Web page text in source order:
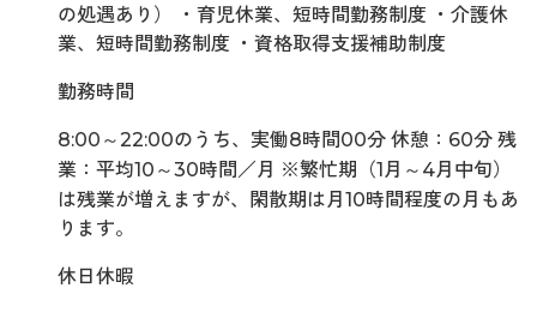
の処遇あり） ・育児休業、短時間勤務制度 ・介護休
業、短時間勤務制度 ・資格取得支援補助制度
勤務時間
8:00～22:00のうち、実働8時間00分 休憩：60分 残
業：平均10～30時間／月 ※繁忙期（1月～4月中旬）
は残業が増えますが、閑散期は月10時間程度の月もあ
ります。
休日休暇